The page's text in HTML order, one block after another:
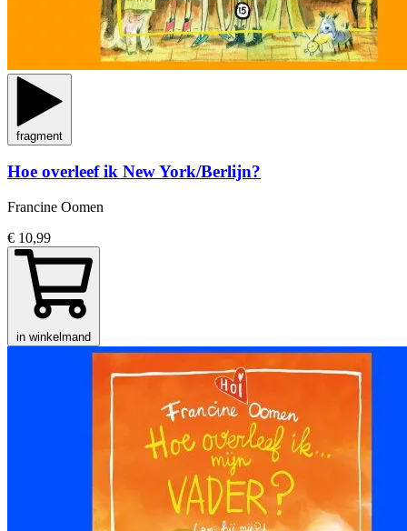
fragment
Hoe overleef ik New York/Berlijn?
Francine Oomen
€ 10,99
in winkelmand